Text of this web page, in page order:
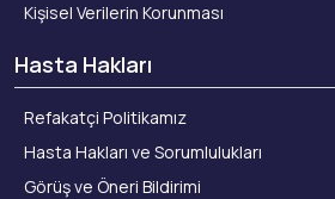
Kişisel Verilerin Korunması
Hasta Hakları
Refakatçi Politikamız
Hasta Hakları ve Sorumlulukları
Görüş ve Öneri Bildirimi